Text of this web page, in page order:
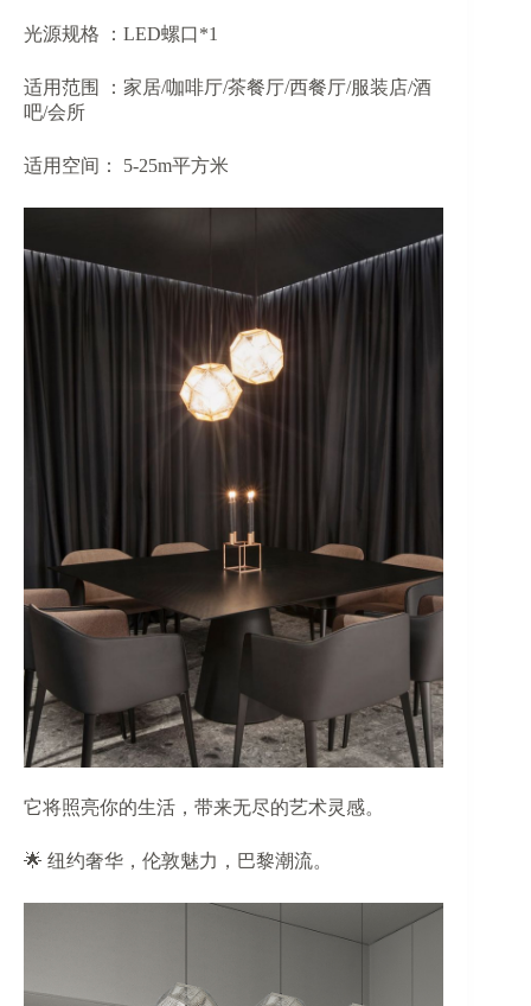
光源规格 ：LED螺口*1
适用范围 ：家居/咖啡厅/茶餐厅/西餐厅/服装店/酒
吧/会所
适用空间： 5-25m平方米
它将照亮你的生活，带来无尽的艺术灵感。
🌟 纽约奢华，伦敦魅力，巴黎潮流。